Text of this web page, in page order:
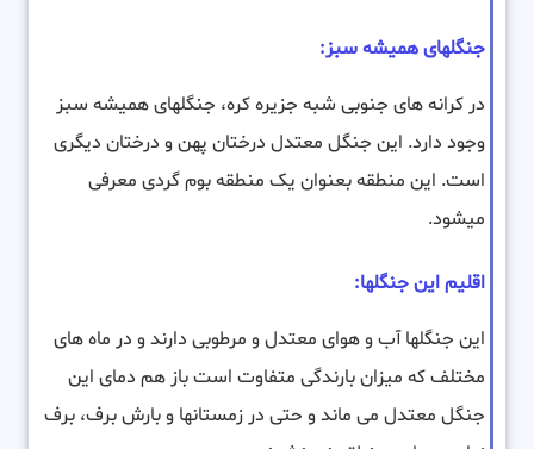
جنگلهای همیشه سبز:
در کرانه های جنوبی شبه جزیره کره، جنگلهای همیشه سبز
وجود دارد. این جنگل معتدل درختان پهن و درختان دیگری
است. این منطقه بعنوان یک منطقه بوم گردی معرفی
میشود.
اقلیم این جنگلها:
این جنگلها آب و هوای معتدل و مرطوبی دارند و در ماه های
مختلف که میزان بارندگی متفاوت است باز هم دمای این
جنگل معتدل می ماند و حتی در زمستانها و بارش برف، برف